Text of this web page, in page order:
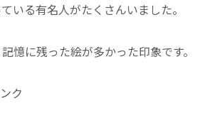
いる有名人がたくさんいました。
憶に残った絵が多かった印象です。
ク